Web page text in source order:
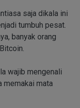
saja dikala ini
tumbuh pesat.
banyak orang
wajib mengenali
memakai mata